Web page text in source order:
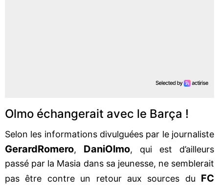
Olmo échangerait avec le Barça !
Selon les informations divulguées par le journaliste
GerardRomero, DaniOlmo, qui est d’ailleurs
passé par la Masia dans sa jeunesse, ne semblerait
pas être contre un retour aux sources du FC